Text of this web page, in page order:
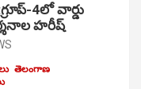
4లో వార్డు
హరీష్
తెలంగాణ